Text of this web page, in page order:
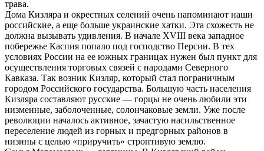
трава.
Дома Кизляра и окрестных селений очень напоминают наши
российские, а еще больше украинские хатки. Эта схожесть не
должна вызывать удивления. В начале XVIII века западное
побережье Каспия попало под господство Персии. В тех
условиях России на ее южных границах нужен был пункт для
осуществления торговых связей с народами Северного
Кавказа. Так возник Кизляр, который стал пограничным
городом Российского государства. Большую часть населения
Кизляра составляют русские — горцы не очень любили эти
низменные, заболоченные, солончаковые земли. Уже после
революции началось активное, зачастую насильственное
переселение людей из горных и предгорных районов в
низины с целью «приручить» строптивую землю.